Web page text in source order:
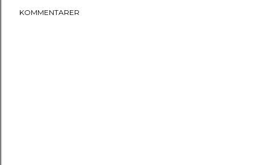
KOMMENTARER